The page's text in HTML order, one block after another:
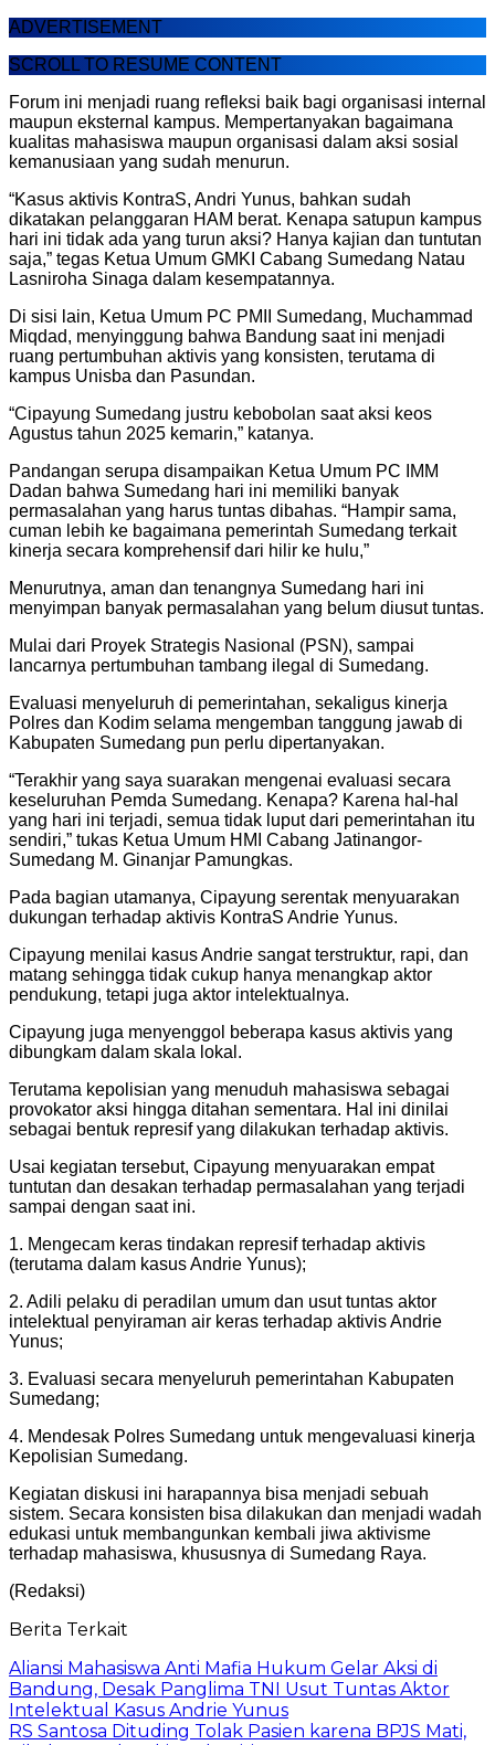
ADVERTISEMENT
SCROLL TO RESUME CONTENT
Forum ini menjadi ruang refleksi baik bagi organisasi internal
maupun eksternal kampus. Mempertanyakan bagaimana
kualitas mahasiswa maupun organisasi dalam aksi sosial
kemanusiaan yang sudah menurun.
“Kasus aktivis KontraS, Andri Yunus, bahkan sudah
dikatakan pelanggaran HAM berat. Kenapa satupun kampus
hari ini tidak ada yang turun aksi? Hanya kajian dan tuntutan
saja,” tegas Ketua Umum GMKI Cabang Sumedang Natau
Lasniroha Sinaga dalam kesempatannya.
Di sisi lain, Ketua Umum PC PMII Sumedang, Muchammad
Miqdad, menyinggung bahwa Bandung saat ini menjadi
ruang pertumbuhan aktivis yang konsisten, terutama di
kampus Unisba dan Pasundan.
“Cipayung Sumedang justru kebobolan saat aksi keos
Agustus tahun 2025 kemarin,” katanya.
Pandangan serupa disampaikan Ketua Umum PC IMM
Dadan bahwa Sumedang hari ini memiliki banyak
permasalahan yang harus tuntas dibahas. “Hampir sama,
cuman lebih ke bagaimana pemerintah Sumedang terkait
kinerja secara komprehensif dari hilir ke hulu,”
Menurutnya, aman dan tenangnya Sumedang hari ini
menyimpan banyak permasalahan yang belum diusut tuntas.
Mulai dari Proyek Strategis Nasional (PSN), sampai
lancarnya pertumbuhan tambang ilegal di Sumedang.
Evaluasi menyeluruh di pemerintahan, sekaligus kinerja
Polres dan Kodim selama mengemban tanggung jawab di
Kabupaten Sumedang pun perlu dipertanyakan.
“Terakhir yang saya suarakan mengenai evaluasi secara
keseluruhan Pemda Sumedang. Kenapa? Karena hal-hal
yang hari ini terjadi, semua tidak luput dari pemerintahan itu
sendiri,” tukas Ketua Umum HMI Cabang Jatinangor-
Sumedang M. Ginanjar Pamungkas.
Pada bagian utamanya, Cipayung serentak menyuarakan
dukungan terhadap aktivis KontraS Andrie Yunus.
Cipayung menilai kasus Andrie sangat terstruktur, rapi, dan
matang sehingga tidak cukup hanya menangkap aktor
pendukung, tetapi juga aktor intelektualnya.
Cipayung juga menyenggol beberapa kasus aktivis yang
dibungkam dalam skala lokal.
Terutama kepolisian yang menuduh mahasiswa sebagai
provokator aksi hingga ditahan sementara. Hal ini dinilai
sebagai bentuk represif yang dilakukan terhadap aktivis.
Usai kegiatan tersebut, Cipayung menyuarakan empat
tuntutan dan desakan terhadap permasalahan yang terjadi
sampai dengan saat ini.
1. Mengecam keras tindakan represif terhadap aktivis
(terutama dalam kasus Andrie Yunus);
2. Adili pelaku di peradilan umum dan usut tuntas aktor
intelektual penyiraman air keras terhadap aktivis Andrie
Yunus;
3. Evaluasi secara menyeluruh pemerintahan Kabupaten
Sumedang;
4. Mendesak Polres Sumedang untuk mengevaluasi kinerja
Kepolisian Sumedang.
Kegiatan diskusi ini harapannya bisa menjadi sebuah
sistem. Secara konsisten bisa dilakukan dan menjadi wadah
edukasi untuk membangunkan kembali jiwa aktivisme
terhadap mahasiswa, khususnya di Sumedang Raya.
(Redaksi)
Berita Terkait
Aliansi Mahasiswa Anti Mafia Hukum Gelar Aksi di
Bandung, Desak Panglima TNI Usut Tuntas Aktor
Intelektual Kasus Andrie Yunus
RS Santosa Dituding Tolak Pasien karena BPJS Mati,